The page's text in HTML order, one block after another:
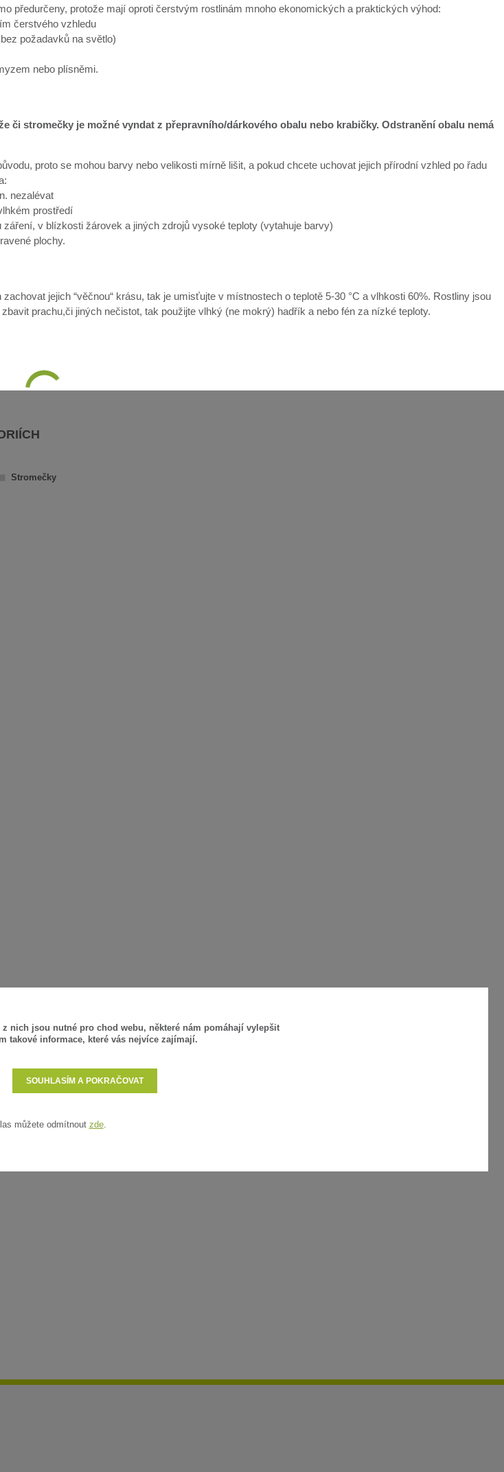
předurčeny, protože mají oproti čerstvým rostlinám mnoho ekonomických a praktických výhod:
čerstvého vzhledu
požadavků na světlo)
nebo plísněmi.
či stromečky je možné vyndat z přepravního/dárkového obalu nebo krabičky. Odstranění obalu nemá
proto se mohou barvy nebo velikosti mírně lišit, a pokud chcete uchovat jejich přírodní vzhled po řadu
nezalévat
prostředí
v blízkosti žárovek a jiných zdrojů vysoké teploty (vytahuje barvy)
plochy.
jejich “věčnou“ krásu, tak je umisťujte v místnostech o teplotě 5-30 °C a vlhkosti 60%. Rostliny jsou
prachu,či jiných nečistot, tak použijte vlhký (ne mokrý) hadřík a nebo fén za nízké teploty.
Stromečky
z nich jsou nutné pro chod webu, některé nám pomáhají vylepšit
takové informace, které vás nejvíce zajímají.
SOUHLASÍM A POKRAČOVAT
můžete odmítnout zde.